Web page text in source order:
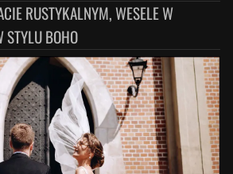
RUSTYKALNYM, WESELE W
STYLU BOHO